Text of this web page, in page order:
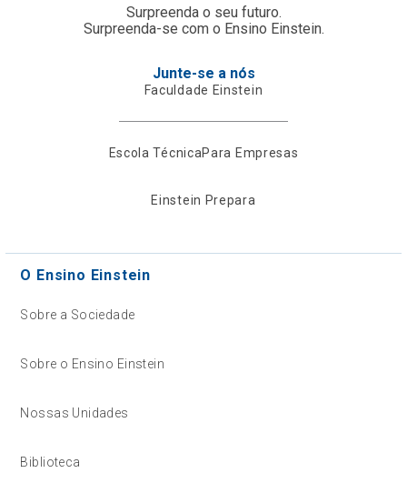
Surpreenda o seu futuro.
Surpreenda-se com o Ensino Einstein.
Junte-se a nós
Faculdade Einstein
Escola TécnicaPara Empresas
Einstein Prepara
O Ensino Einstein
Sobre a Sociedade
Sobre o Ensino Einstein
Nossas Unidades
Biblioteca